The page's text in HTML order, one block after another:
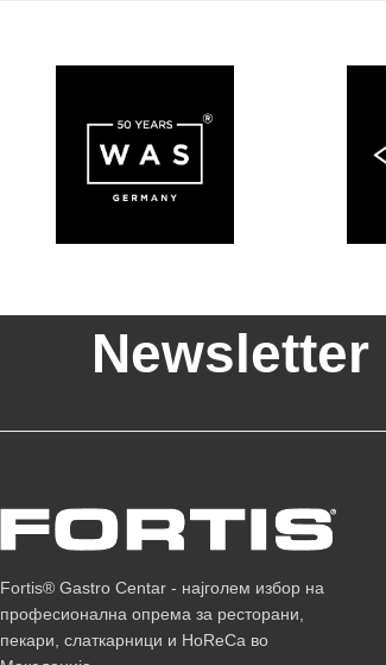
Newsletter
Fortis® Gastro Centar - најголем избор на
професионална опрема за ресторани,
пекари, слаткарници и HoReCa во